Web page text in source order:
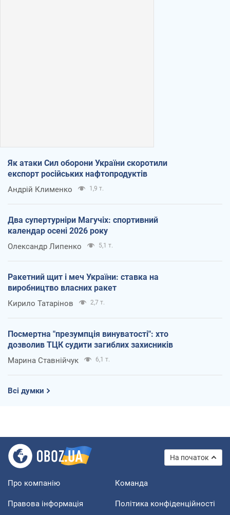
Як атаки Сил оборони України скоротили
експорт російських нафтопродуктів
Андрій Клименко 1,9 т.
Два супертурніри Магучіх: спортивний
календар осені 2026 року
Олександр Липенко 5,1 т.
Ракетний щит і меч України: ставка на
виробництво власних ракет
Кирило Татарінов 2,7 т.
Посмертна "презумпція винуватості": хто
дозволив ТЦК судити загиблих захисників
Марина Ставнійчук 6,1 т.
Всі думки
На початок
Про компанію Команда
Правова інформація Політика конфіденційності